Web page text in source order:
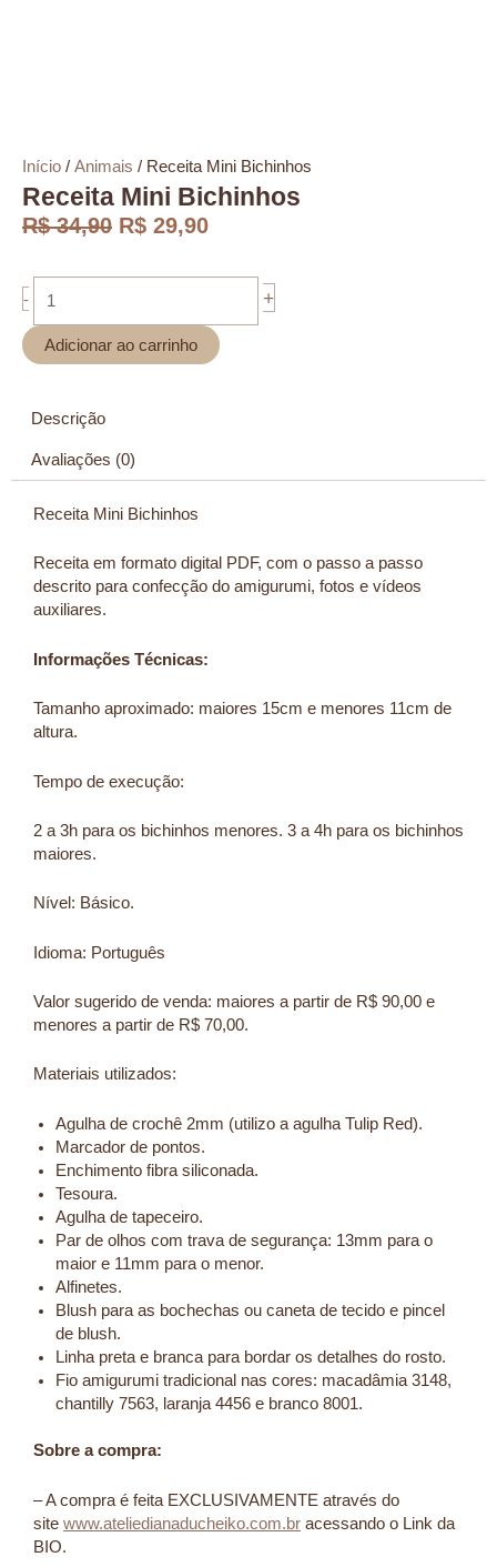
Início / Animais / Receita Mini Bichinhos
Receita Mini Bichinhos
R$34,90 O
original
R$ 29,90O
atual
R$ 29,90.
-
Mini
Bichinhos
quantidade
+
Adicionar ao carrinho
Descrição
Avaliações (0)
Receita Mini Bichinhos
Receita em formato digital PDF, com o passo a passo
descrito para confecção do amigurumi, fotos e vídeos
auxiliares.
Informações Técnicas:
Tamanho aproximado: maiores 15cm e menores 11cm de
altura.
Tempo de execução:
2 a 3h para os bichinhos menores. 3 a 4h para os bichinhos
maiores.
Nível: Básico.
Idioma: Português
Valor sugerido de venda: maiores a partir de R$ 90,00 e
menores a partir de R$ 70,00.
Materiais utilizados:
Agulha de crochê 2mm (utilizo a agulha Tulip Red).
Marcador de pontos.
Enchimento fibra siliconada.
Tesoura.
Agulha de tapeceiro.
Par de olhos com trava de segurança: 13mm para o
maior e 11mm para o menor.
Alfinetes.
Blush para as bochechas ou caneta de tecido e pincel
de blush.
Linha preta e branca para bordar os detalhes do rosto.
Fio amigurumi tradicional nas cores: macadâmia 3148,
chantilly 7563, laranja 4456 e branco 8001.
Sobre a compra:
– A compra é feita EXCLUSIVAMENTE através do
site www.ateliedianaducheiko.com.br acessando o Link da
BIO.